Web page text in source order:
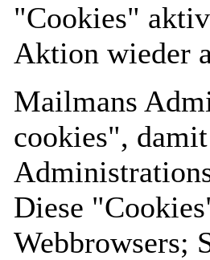
"Cookies"
Aktion wieder
Mailmans
cookies",
Diese
Webbrowsers;